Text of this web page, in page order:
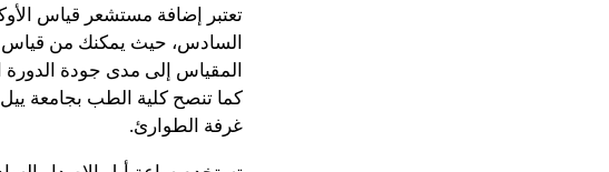
تعتبر إضافة مستشعر قياس
المقياس إلى مدى جودة
غرفة الطوارئ.